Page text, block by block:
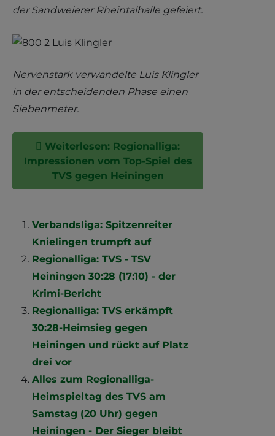
der Sandweierer Rheintalhalle gefeiert.
Nervenstark verwandelte Luis Klingler
in der entscheidenden Phase einen
Siebenmeter.
Weiterlesen: Regionalliga:
Impressionen vom Top-Spiel des
TVS gegen Heiningen
Verbandsliga: Spitzenreiter
Knielingen trumpft auf
Regionalliga: TVS - TSV
Heiningen 30:28 (17:10) - der
Krimi-Bericht
Regionalliga: TVS erkämpft
30:28-Heimsieg gegen
Heiningen und rückt auf Platz
drei vor
Alles zum Regionalliga-
Heimspieltag des TVS am
Samstag (20 Uhr) gegen
Heiningen - Der Sieger bleibt